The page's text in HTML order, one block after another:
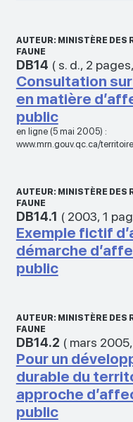
AUTEUR: MINISTÈRE DES
FAUNE
DB14 ( s. d., 2 pages,
Consultation
en matière
public
en ligne (5 mai 2005) :
www.mrn.gouv.qc.ca/
AUTEUR: MINISTÈRE DES
FAUNE
DB14.1 ( 2003, 1
Exemple fictif
démarche
public
AUTEUR: MINISTÈRE DES
FAUNE
DB14.2 ( mars 2005,
Pour un
durable du
approche
public